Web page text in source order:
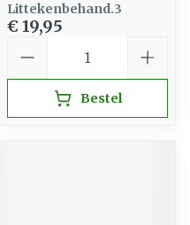
Littekenbehand.3
€ 19,95
Bestel